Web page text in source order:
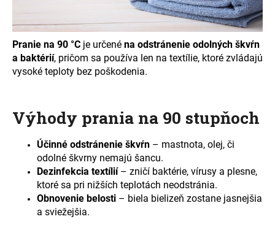
Pranie na 90 °C je určené na odstránenie odolných škvŕn
a baktérií, pričom sa používa len na textílie, ktoré zvládajú
vysoké teploty bez poškodenia.
Výhody prania na 90 stupňoch
Účinné odstránenie škvŕn – mastnota, olej, či
odolné škvrny nemajú šancu.
Dezinfekcia textílií– zničí baktérie, vírusy a plesne,
ktoré sa pri nižších teplotách neodstránia.
Obnovenie belosti – biela bielizeň zostane jasnejšia
a sviežejšia.
j
s
ť
?
HĽADAŤ